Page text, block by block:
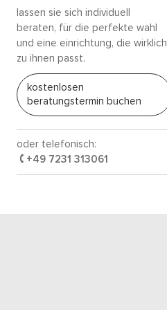
lassen sie sich individuell
beraten, für die perfekte wahl
und eine einrichtung, die wirklich
zu ihnen passt.
kostenlosen
beratungstermin buchen
oder telefonisch:
+49 7231 313061